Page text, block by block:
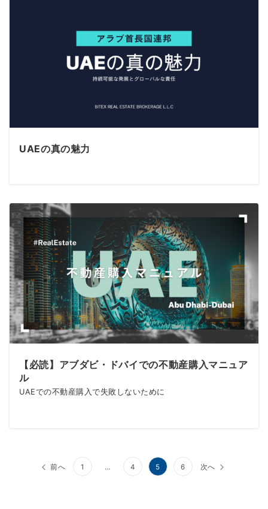
UAEの真の魅力
【必読】アブダビ・ドバイでの不動産購入マニュア
ル
UAEでの不動産購入で失敗しないために
前へ 1 … 4 5 6 次へ